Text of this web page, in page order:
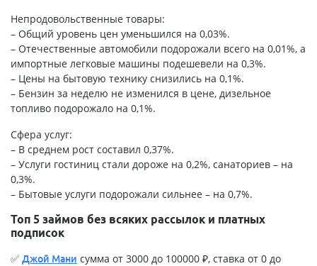
Непродовольственные товары:
– Общий уровень цен уменьшился на 0,03%.
– Отечественные автомобили подорожали всего на 0,01%, а
импортные легковые машины подешевели на 0,3%.
– Цены на бытовую технику снизились на 0,1%.
– Бензин за неделю не изменился в цене, дизельное
топливо подорожало на 0,1%.
Сфера услуг:
– В среднем рост составил 0,37%.
– Услуги гостиниц стали дороже на 0,2%, санаториев – на
0,3%.
– Бытовые услуги подорожали сильнее – на 0,7%.
Топ 5 займов без всяких рассылок и платных
подписок
✅ Джой Мани сумма от 3000 до 100000 ₽, ставка от 0 до